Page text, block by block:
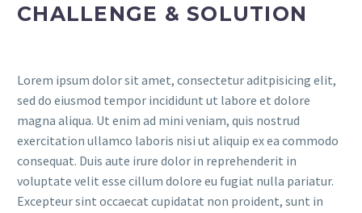
CHALLENGE & SOLUTION
Lorem ipsum dolor sit amet, consectetur aditpisicing elit,
sed do eiusmod tempor incididunt ut labore et dolore
magna aliqua. Ut enim ad mini veniam, quis nostrud
exercitation ullamco laboris nisi ut aliquip ex ea commodo
consequat. Duis aute irure dolor in reprehenderit in
voluptate velit esse cillum dolore eu fugiat nulla pariatur.
Excepteur sint occaecat cupidatat non proident, sunt in